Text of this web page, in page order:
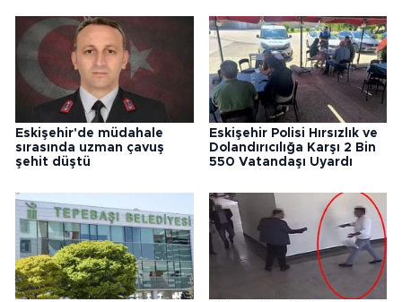
Eskişehir'de müdahale
sırasında uzman çavuş
şehit düştü
Eskişehir Polisi Hırsızlık ve
Dolandırıcılığa Karşı 2 Bin
550 Vatandaşı Uyardı